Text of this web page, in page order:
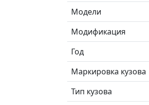
Модели
Модификация
Год
Маркировка кузова
Тип кузова